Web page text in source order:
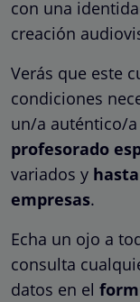
con una
creación
Verás que este
condiciones
un/a auténtico/
profesorado
variados y
empresas.
Echa un ojo a
consulta
datos en el